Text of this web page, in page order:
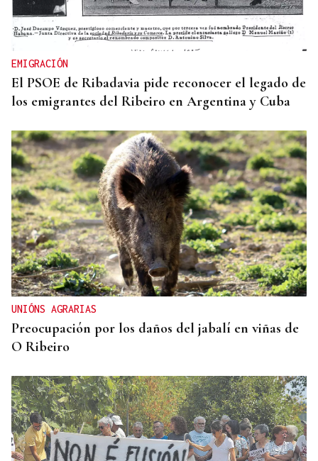
EMIGRACIÓN
El PSOE de Ribadavia pide reconocer el legado de
los emigrantes del Ribeiro en Argentina y Cuba
UNIÓNS AGRARIAS
Preocupación por los daños del jabalí en viñas de
O Ribeiro